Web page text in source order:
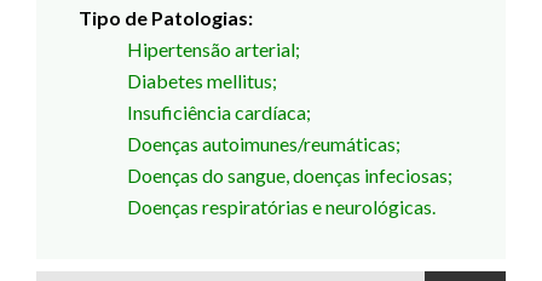
Tipo de Patologias:
Hipertensão arterial;
Diabetes mellitus;
Insuficiência cardíaca;
Doenças autoimunes/reumáticas;
Doenças do sangue, doenças infeciosas;
Doenças respiratórias e neurológicas.